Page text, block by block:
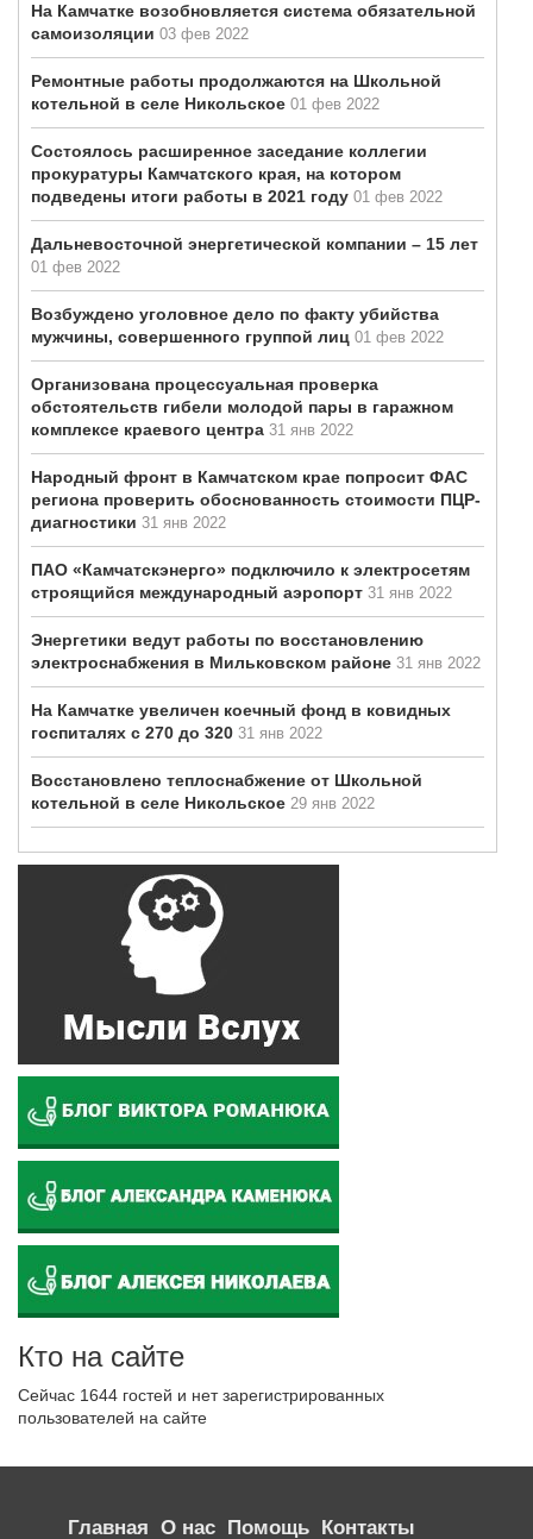
На Камчатке возобновляется система обязательной
самоизоляции 03 фев 2022
Ремонтные работы продолжаются на Школьной
котельной в селе Никольское 01 фев 2022
Состоялось расширенное заседание коллегии
прокуратуры Камчатского края, на котором
подведены итоги работы в 2021 году 01 фев 2022
Дальневосточной энергетической компании – 15 лет
01 фев 2022
Возбуждено уголовное дело по факту убийства
мужчины, совершенного группой лиц 01 фев 2022
Организована процессуальная проверка
обстоятельств гибели молодой пары в гаражном
комплексе краевого центра 31 янв 2022
Народный фронт в Камчатском крае попросит ФАС
региона проверить обоснованность стоимости ПЦР-
диагностики 31 янв 2022
ПАО «Камчатскэнерго» подключило к электросетям
строящийся международный аэропорт 31 янв 2022
Энергетики ведут работы по восстановлению
электроснабжения в Мильковском районе 31 янв 2022
На Камчатке увеличен коечный фонд в ковидных
госпиталях с 270 до 320 31 янв 2022
Восстановлено теплоснабжение от Школьной
котельной в селе Никольское 29 янв 2022
Кто на сайте
Сейчас 1644 гостей и нет зарегистрированных
пользователей на сайте
Главная О нас Помощь Контакты